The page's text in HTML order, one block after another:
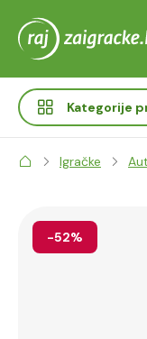
Kategorije
Igračke
-52%